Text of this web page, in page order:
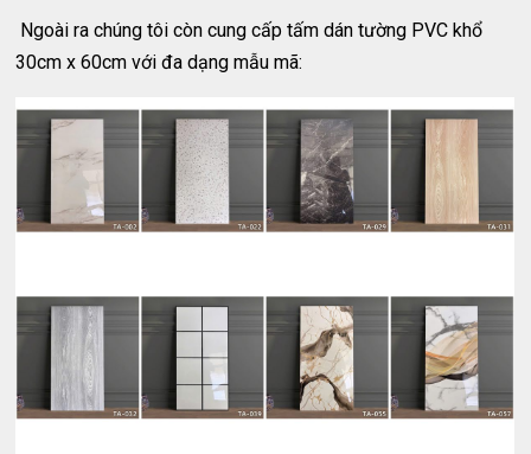
Ngoài ra chúng tôi còn cung cấp tấm dán tường PVC khổ
30cm x 60cm với đa dạng mẫu mã: